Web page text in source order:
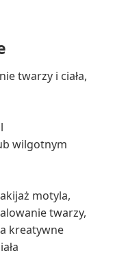
twarzy i ciała,
wilgotnym
motyla,
twarzy,
kreatywne